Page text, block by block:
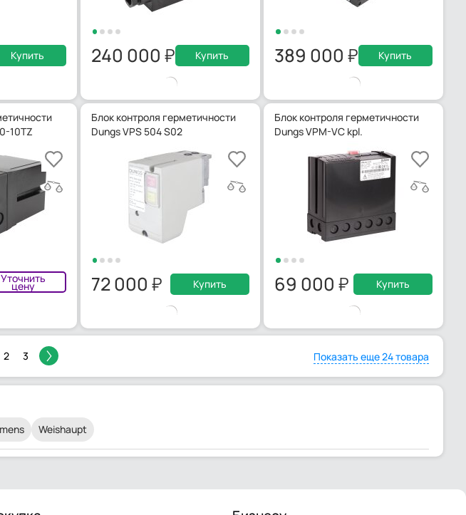
Купить 240 000 Купить 389 000 Купить
10TZ
Уточнить
цену
Блок контроля герметичности
Dungs VPS 504 S02
72 000 Купить
Блок контроля герметичности
Dungs VPM-VC kpl.
69 000 Купить
2 3 Показать еще 24 товара
Weishaupt